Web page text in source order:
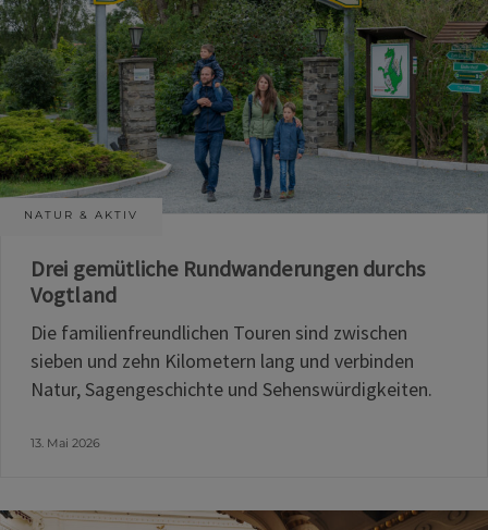
NATUR & AKTIV
Drei gemütliche Rundwanderungen durchs
Vogtland
Die familienfreundlichen Touren sind zwischen
sieben und zehn Kilometern lang und verbinden
Natur, Sagengeschichte und Sehenswürdigkeiten.
13. Mai 2026